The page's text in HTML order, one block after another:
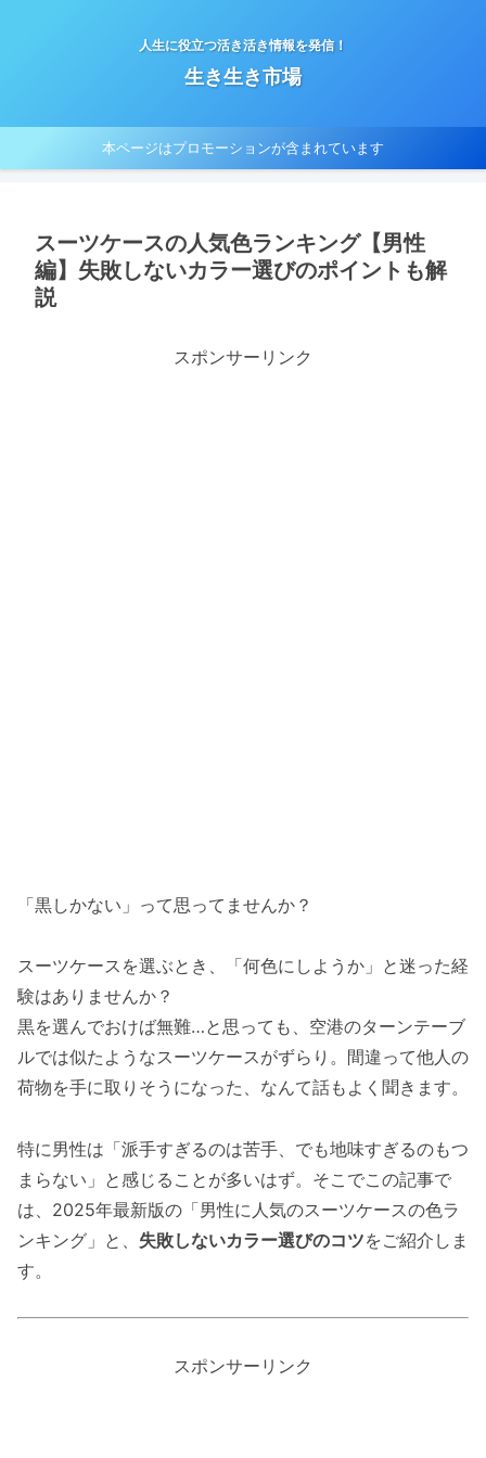
人生に役立つ活き活き情報を発信！
生き生き市場
本ページはプロモーションが含まれています
スーツケースの人気色ランキング【男性
編】失敗しないカラー選びのポイントも解
説
スポンサーリンク
「黒しかない」って思ってませんか？
スーツケースを選ぶとき、「何色にしようか」と迷った経
験はありませんか？
黒を選んでおけば無難…と思っても、空港のターンテーブ
ルでは似たようなスーツケースがずらり。間違って他人の
荷物を手に取りそうになった、なんて話もよく聞きます。
特に男性は「派手すぎるのは苦手、でも地味すぎるのもつ
まらない」と感じることが多いはず。そこでこの記事で
は、2025年最新版の「男性に人気のスーツケースの色ラ
ンキング」と、 失敗しないカラー選びのコツをご紹介しま
す。
スポンサーリンク